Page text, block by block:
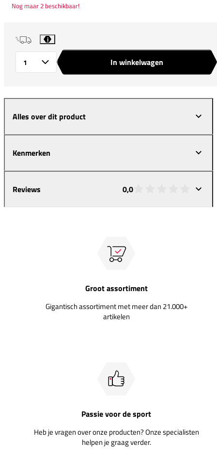
Nog maar 2 beschikbaar!
i
In winkelwagen
Alles over dit product
Kenmerken
Reviews 0,0
Groot assortiment
Gigantisch assortiment met meer dan 21.000+
artikelen
Passie voor de sport
Heb je vragen over onze producten? Onze specialisten
helpen je graag verder.